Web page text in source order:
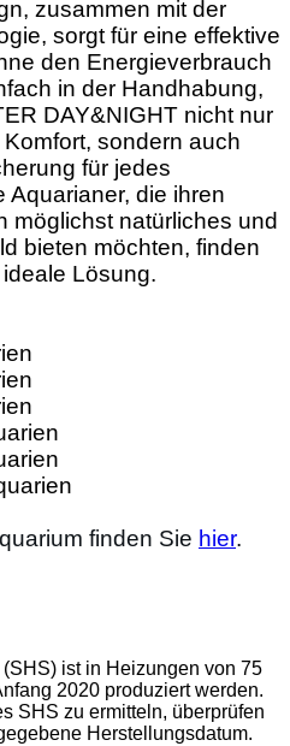
zusammen mit der
sorgt für eine effektive
den Energieverbrauch
in der Handhabung,
DAY&NIGHT nicht nur
sondern auch
für jedes
Aquarianer, die ihren
möglichst natürliches und
bieten möchten, finden
Lösung.
finden Sie hier.
ist in Heizungen von 75
2020 produziert werden.
SHS zu ermitteln, überprüfen
Herstellungsdatum.